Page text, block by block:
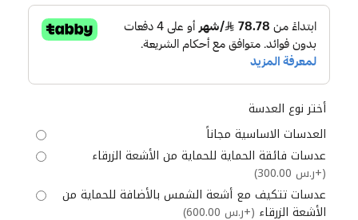
أختر نوع العدسة
العدسات الاساسية مجاناً
عدسات فائقة الحماية للحماية من الأشعة الزرقاء
(+ر.س 300.00)
عدسات تتكيف مع أشعة الشمس بالأضافة للحماية من
الأشعة الزرقاء (+ر.س 600.00)